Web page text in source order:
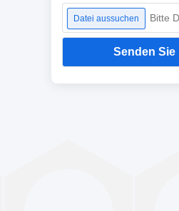
Datei aussuchen
Senden Sie